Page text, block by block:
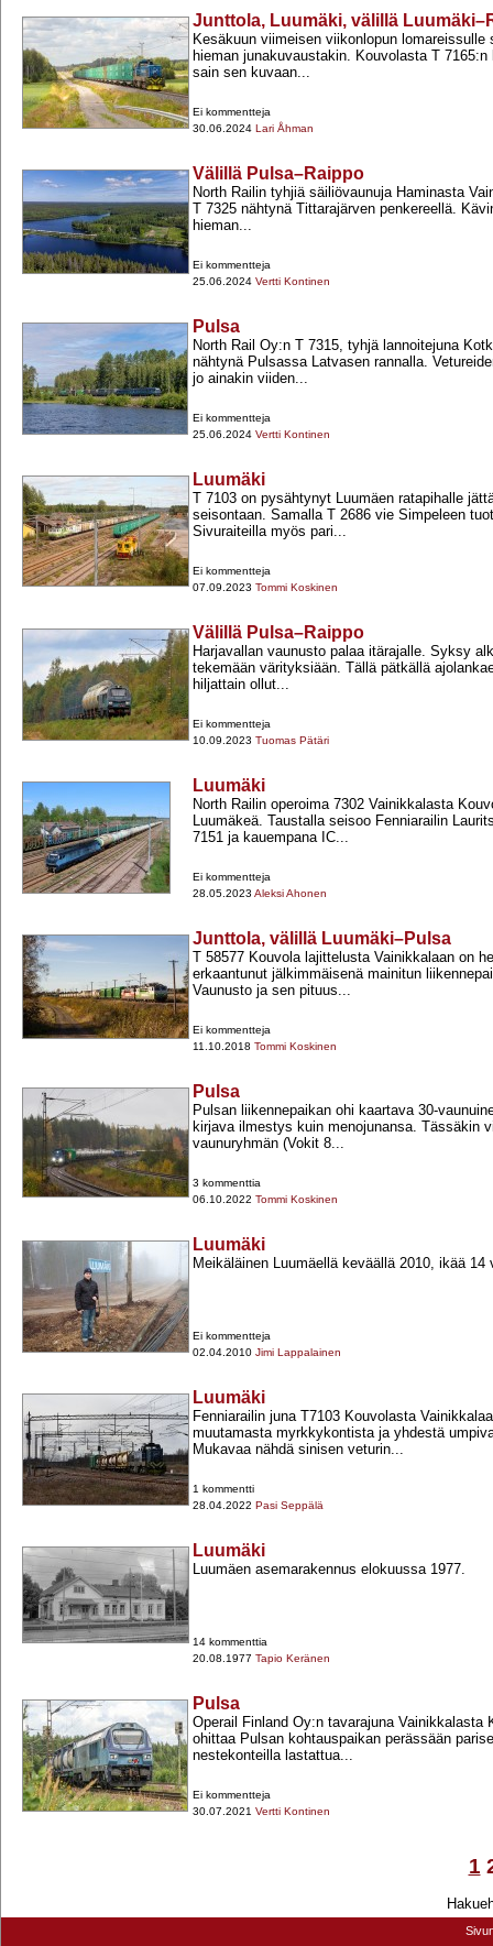
Junttola, Luumäki, välillä
Kesäkuun viimeisen viikonlopun lomareissulle
hieman junakuvaustakin. Kouvolasta T
sain sen kuvaan...
Ei kommentteja
30.06.2024 Lari Åhman
Välillä Pulsa–Raippo
North Railin tyhjiä säiliövaunuja Haminasta
T 7325 nähtynä Tittarajärven penkereellä.
hieman...
Ei kommentteja
25.06.2024 Vertti Kontinen
Pulsa
North Rail Oy:n T 7315, tyhjä lannoitejuna
nähtynä Pulsassa Latvasen rannalla.
jo ainakin viiden...
Ei kommentteja
25.06.2024 Vertti Kontinen
Luumäki
T 7103 on pysähtynyt Luumäen ratapihalle
seisontaan. Samalla T 2686 vie Simpeleen
Sivuraiteilla myös pari...
Ei kommentteja
07.09.2023 Tommi Koskinen
Välillä Pulsa–Raippo
Harjavallan vaunusto palaa itärajalle. Syksy
tekemään värityksiään. Tällä pätkällä
hiljattain ollut...
Ei kommentteja
10.09.2023 Tuomas Pätäri
Luumäki
North Railin operoima 7302 Vainikkalasta
Luumäkeä. Taustalla seisoo Fenniarailin
7151 ja kauempana IC...
Ei kommentteja
28.05.2023 Aleksi Ahonen
Junttola, välillä Luumäki–Pulsa
T 58577 Kouvola lajittelusta Vainikkalaan on
erkaantunut jälkimmäisenä mainitun
Vaunusto ja sen pituus...
Ei kommentteja
11.10.2018 Tommi Koskinen
Pulsa
Pulsan liikennepaikan ohi kaartava 30-​
kirjava ilmestys kuin menojunansa. Tässäkin
vaunuryhmän (Vokit 8...
3 kommenttia
06.10.2022 Tommi Koskinen
Luumäki
Meikäläinen Luumäellä keväällä 2010, ikää 14
Ei kommentteja
02.04.2010 Jimi Lappalainen
Luumäki
Fenniarailin juna T7103 Kouvolasta
muutamasta myrkkykontista ja yhdestä
Mukavaa nähdä sinisen veturin...
1 kommentti
28.04.2022 Pasi Seppälä
Luumäki
Luumäen asemarakennus elokuussa 1977.
14 kommenttia
20.08.1977 Tapio Keränen
Pulsa
Operail Finland Oy:n tavarajuna Vainikkalasta
ohittaa Pulsan kohtauspaikan perässään
nestekonteilla lastattua...
Ei kommentteja
30.07.2021 Vertti Kontinen
1